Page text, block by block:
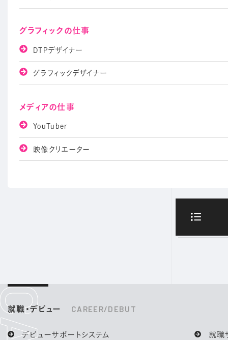
グラフィックの仕事
DTPデザイナー
グラフィックデザイナー
メディアの仕事
YouTuber
映像クリエーター
就職・デビュー CAREER/DEBUT
デビューサポートシステム 就職